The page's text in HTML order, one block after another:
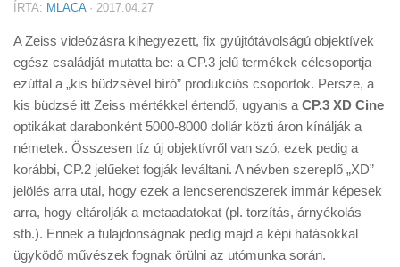
Tudástár
Tanácsok
Érdekességek
Helyszíni Riport
E-BB
ÍRTA: MLACA· 2017.04.27
A Zeiss videózásra kihegyezett, fix gyújtótávolságú objektívek
egész családját mutatta be: a CP.3 jelű termékek célcsoportja
ezúttal a „kis büdzsével bíró” produkciós csoportok. Persze, a
kis büdzsé itt Zeiss mértékkel értendő, ugyanis a CP.3 XD Cine
optikákat darabonként 5000-8000 dollár közti áron kínálják a
németek. Összesen tíz új objektívről van szó, ezek pedig a
korábbi, CP.2 jelűeket fogják leváltani. A névben szereplő „XD”
jelölés arra utal, hogy ezek a lencserendszerek immár képesek
arra, hogy eltárolják a metaadatokat (pl. torzítás, árnyékolás
stb.). Ennek a tulajdonságnak pedig majd a képi hatásokkal
ügyködő művészek fognak örülni az utómunka során.